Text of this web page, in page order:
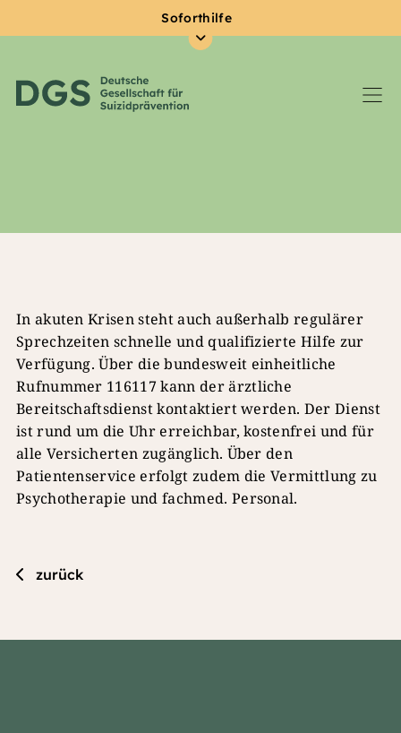
Soforthilfe
In akuten Krisen steht auch außerhalb regulärer
Sprechzeiten schnelle und qualifizierte Hilfe zur
Verfügung. Über die bundesweit einheitliche
Rufnummer 116117 kann der ärztliche
Bereitschaftsdienst kontaktiert werden. Der Dienst
ist rund um die Uhr erreichbar, kostenfrei und für
alle Versicherten zugänglich. Über den
Patientenservice erfolgt zudem die Vermittlung zu
Psychotherapie und fachmed. Personal.
zurück